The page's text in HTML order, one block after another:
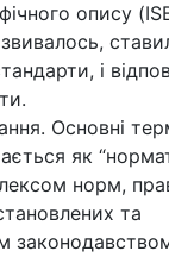
опису
і
Основні
як
норм,
та